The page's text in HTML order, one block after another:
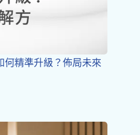
何精準升級？佈局未來